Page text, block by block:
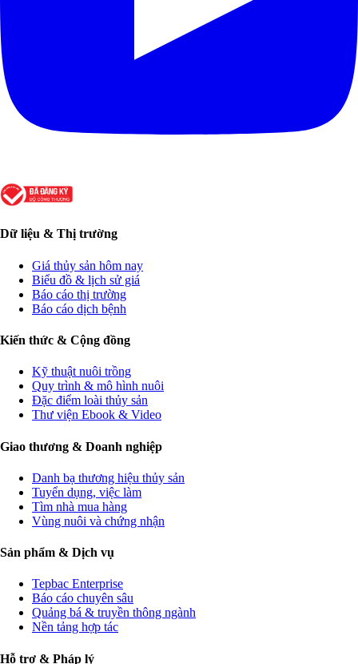
Dữ liệu & Thị trường
Giá thủy sản hôm nay
Biểu đồ & lịch sử giá
Báo cáo thị trường
Báo cáo dịch bệnh
Kiến thức & Cộng đồng
Kỹ thuật nuôi trồng
Quy trình & mô hình nuôi
Đặc điểm loài thủy sản
Thư viện Ebook & Video
Giao thương & Doanh nghiệp
Danh bạ thương hiệu thủy sản
Tuyển dụng, việc làm
Tìm nhà mua hàng
Vùng nuôi và chứng nhận
Sản phẩm & Dịch vụ
Tepbac Enterprise
Báo cáo chuyên sâu
Quảng bá & truyền thông ngành
Nền tảng hợp tác
Hỗ trợ & Pháp lý